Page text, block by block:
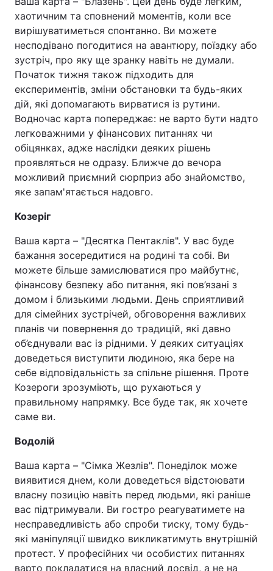
хаотичним та сповнений моментів, коли все
вирішуватиметься спонтанно. Ви можете
несподівано погодитися на авантюру, поїздку або
зустріч, про яку ще зранку навіть не думали.
Початок тижня також підходить для
експериментів, зміни обстановки та будь-яких
дій, які допомагають вирватися із рутини.
Водночас карта попереджає: не варто бути надто
легковажними у фінансових питаннях чи
обіцянках, адже наслідки деяких рішень
проявляться не одразу. Ближче до вечора
можливий приємний сюрприз або знайомство,
яке запам'ятається надовго.
Козеріг
Ваша карта – "Десятка Пентаклів". У вас буде
бажання зосередитися на родині та собі. Ви
можете більше замислюватися про майбутнє,
фінансову безпеку або питання, які пов’язані з
домом і близькими людьми. День сприятливий
для сімейних зустрічей, обговорення важливих
планів чи повернення до традицій, які давно
об’єднували вас із рідними. У деяких ситуаціях
доведеться виступити людиною, яка бере на
себе відповідальність за спільне рішення. Проте
Козероги зрозуміють, що рухаються у
правильному напрямку. Все буде так, як хочете
саме ви.
Водолій
Ваша карта – "Сімка Жезлів". Понеділок може
виявитися днем, коли доведеться відстоювати
власну позицію навіть перед людьми, які раніше
вас підтримували. Ви гостро реагуватимете на
несправедливість або спроби тиску, тому будь-
які маніпуляції швидко викликатимуть внутрішній
протест. У професійних чи особистих питаннях
варто покладатися на власний досвід, а не на